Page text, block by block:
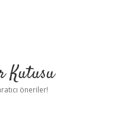
Kutusu
öneriler!